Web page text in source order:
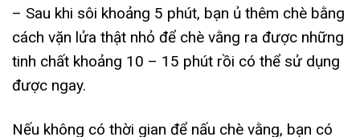
– Sau khi sôi khoảng 5 phút, bạn ủ thêm chè bằng
cách vặn lửa thật nhỏ để chè vằng ra được những
tinh chất khoảng 10 – 15 phút rồi có thể sử dụng
được ngay.
Nếu không có thời gian để nấu chè vằng, bạn có